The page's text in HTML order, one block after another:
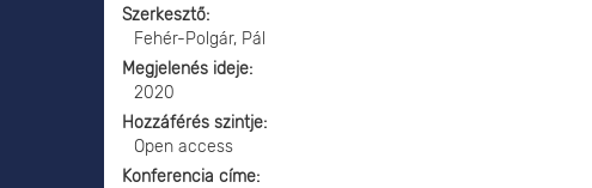
Szerkesztő
Fehér-Polgár, Pál
Megjelenés ideje
2020
Hozzáférés szintje
Open access
Konferencia címe